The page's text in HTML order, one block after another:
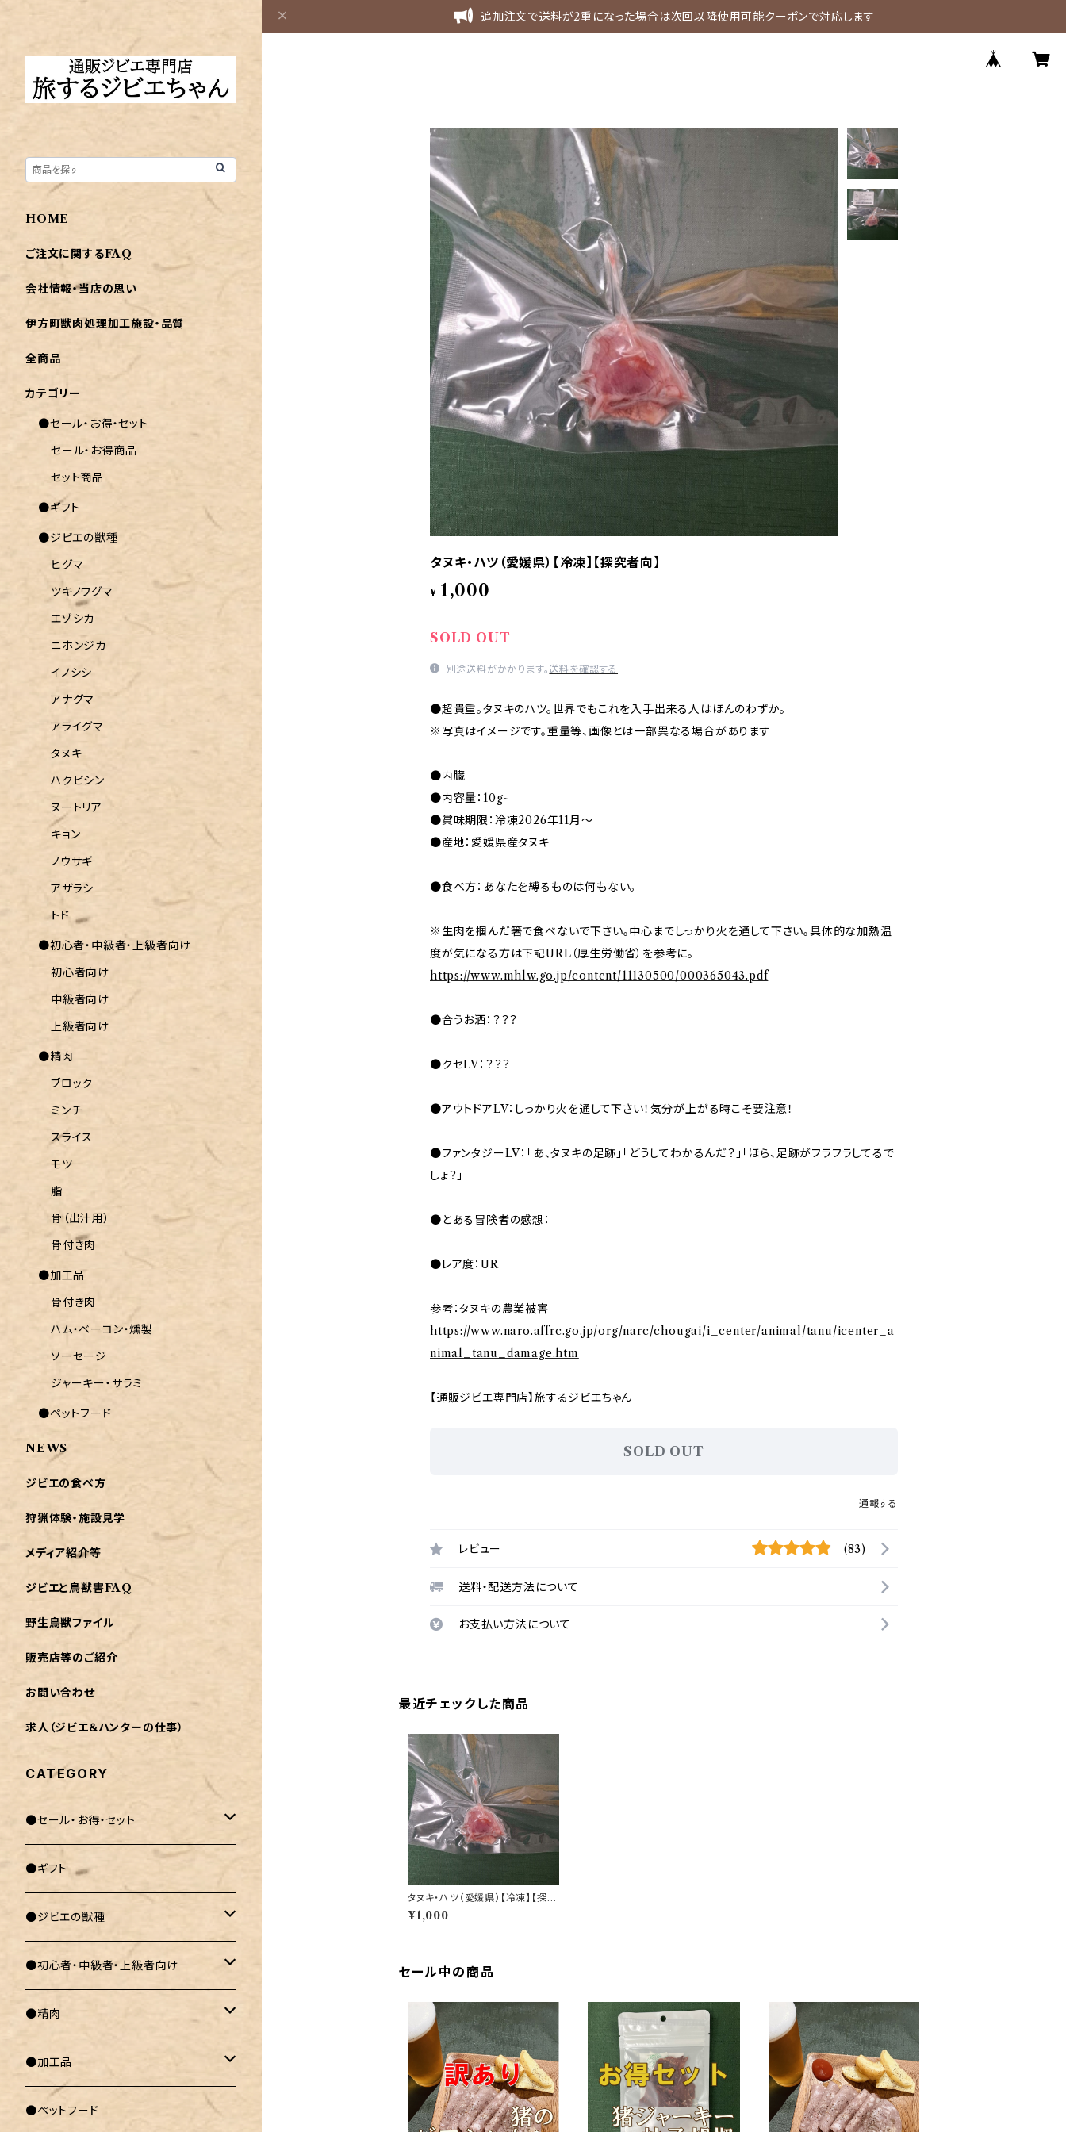
追加注文で送料が2重になった場合は次回以降使用可能クーポンで対応します
タヌキ・ハツ（愛媛県）【冷凍】【探究者向】
¥ 1,000
SOLD OUT
別途送料がかかります。送料を確認する
●超貴重。タヌキのハツ。世界でもこれを入手出来る人はほんのわずか。
※写真はイメージです。重量等、画像とは一部異なる場合があります
●内臓
●内容量：10g~
●賞味期限：冷凍2026年11月～
●産地：愛媛県産タヌキ
●食べ方：あなたを縛るものは何もない。
※生肉を掴んだ箸で食べないで下さい。中心までしっかり火を通して下さい。具体的な加熱温
度が気になる方は下記URL（厚生労働省）を参考に。
https://www.mhlw.go.jp/content/11130500/000365043.pdf
●合うお酒：？？？
●クセLV：？？？
●アウトドアLV：しっかり火を通して下さい！気分が上がる時こそ要注意！
●ファンタジーLV：「あ、タヌキの足跡」「どうしてわかるんだ？」「ほら、足跡がフラフラしてるで
しょ？」
●とある冒険者の感想：
●レア度：UR
参考：タヌキの農業被害
https://www.naro.affrc.go.jp/org/narc/chougai/i_center/animal/tanu/icenter_a
nimal_tanu_damage.htm
【通販ジビエ専門店】旅するジビエちゃん
SOLD OUT
通報する
レビュー (83)
送料・配送方法について
お支払い方法について
最近チェックした商品
タヌキ・ハツ（愛媛県）【冷凍】【探究
者向】
¥1,000
セール中の商品
HOME
ご注文に関するFAQ
会社情報・当店の思い
伊方町獣肉処理加工施設・品質
全商品
カテゴリー
●セール・お得・セット
セール・お得商品
セット商品
●ギフト
●ジビエの獣種
ヒグマ
ツキノワグマ
エゾシカ
ニホンジカ
イノシシ
アナグマ
アライグマ
タヌキ
ハクビシン
ヌートリア
キョン
ノウサギ
アザラシ
トド
●初心者・中級者・上級者向け
初心者向け
中級者向け
上級者向け
●精肉
ブロック
ミンチ
スライス
モツ
脂
骨（出汁用）
骨付き肉
●加工品
骨付き肉
ハム・ベーコン・燻製
ソーセージ
ジャーキー・サラミ
●ペットフード
NEWS
ジビエの食べ方
狩猟体験・施設見学
メディア紹介等
ジビエと鳥獣害FAQ
野生鳥獣ファイル
販売店等のご紹介
お問い合わせ
求人（ジビエ＆ハンターの仕事）
CATEGORY
●セール・お得・セット
セール・お得商品
セット商品
●ギフト
●ジビエの獣種
ヒグマ
ツキノワグマ
エゾシカ
ニホンジカ
●初心者・中級者・上級者向け
初心者向け
中級者向け
上級者向け
●精肉
ブロック
ミンチ
●加工品
骨付き肉
●ペットフード